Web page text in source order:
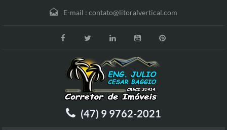
E-mail : contato@litoralvertical.com
(47) 9 9762-2021